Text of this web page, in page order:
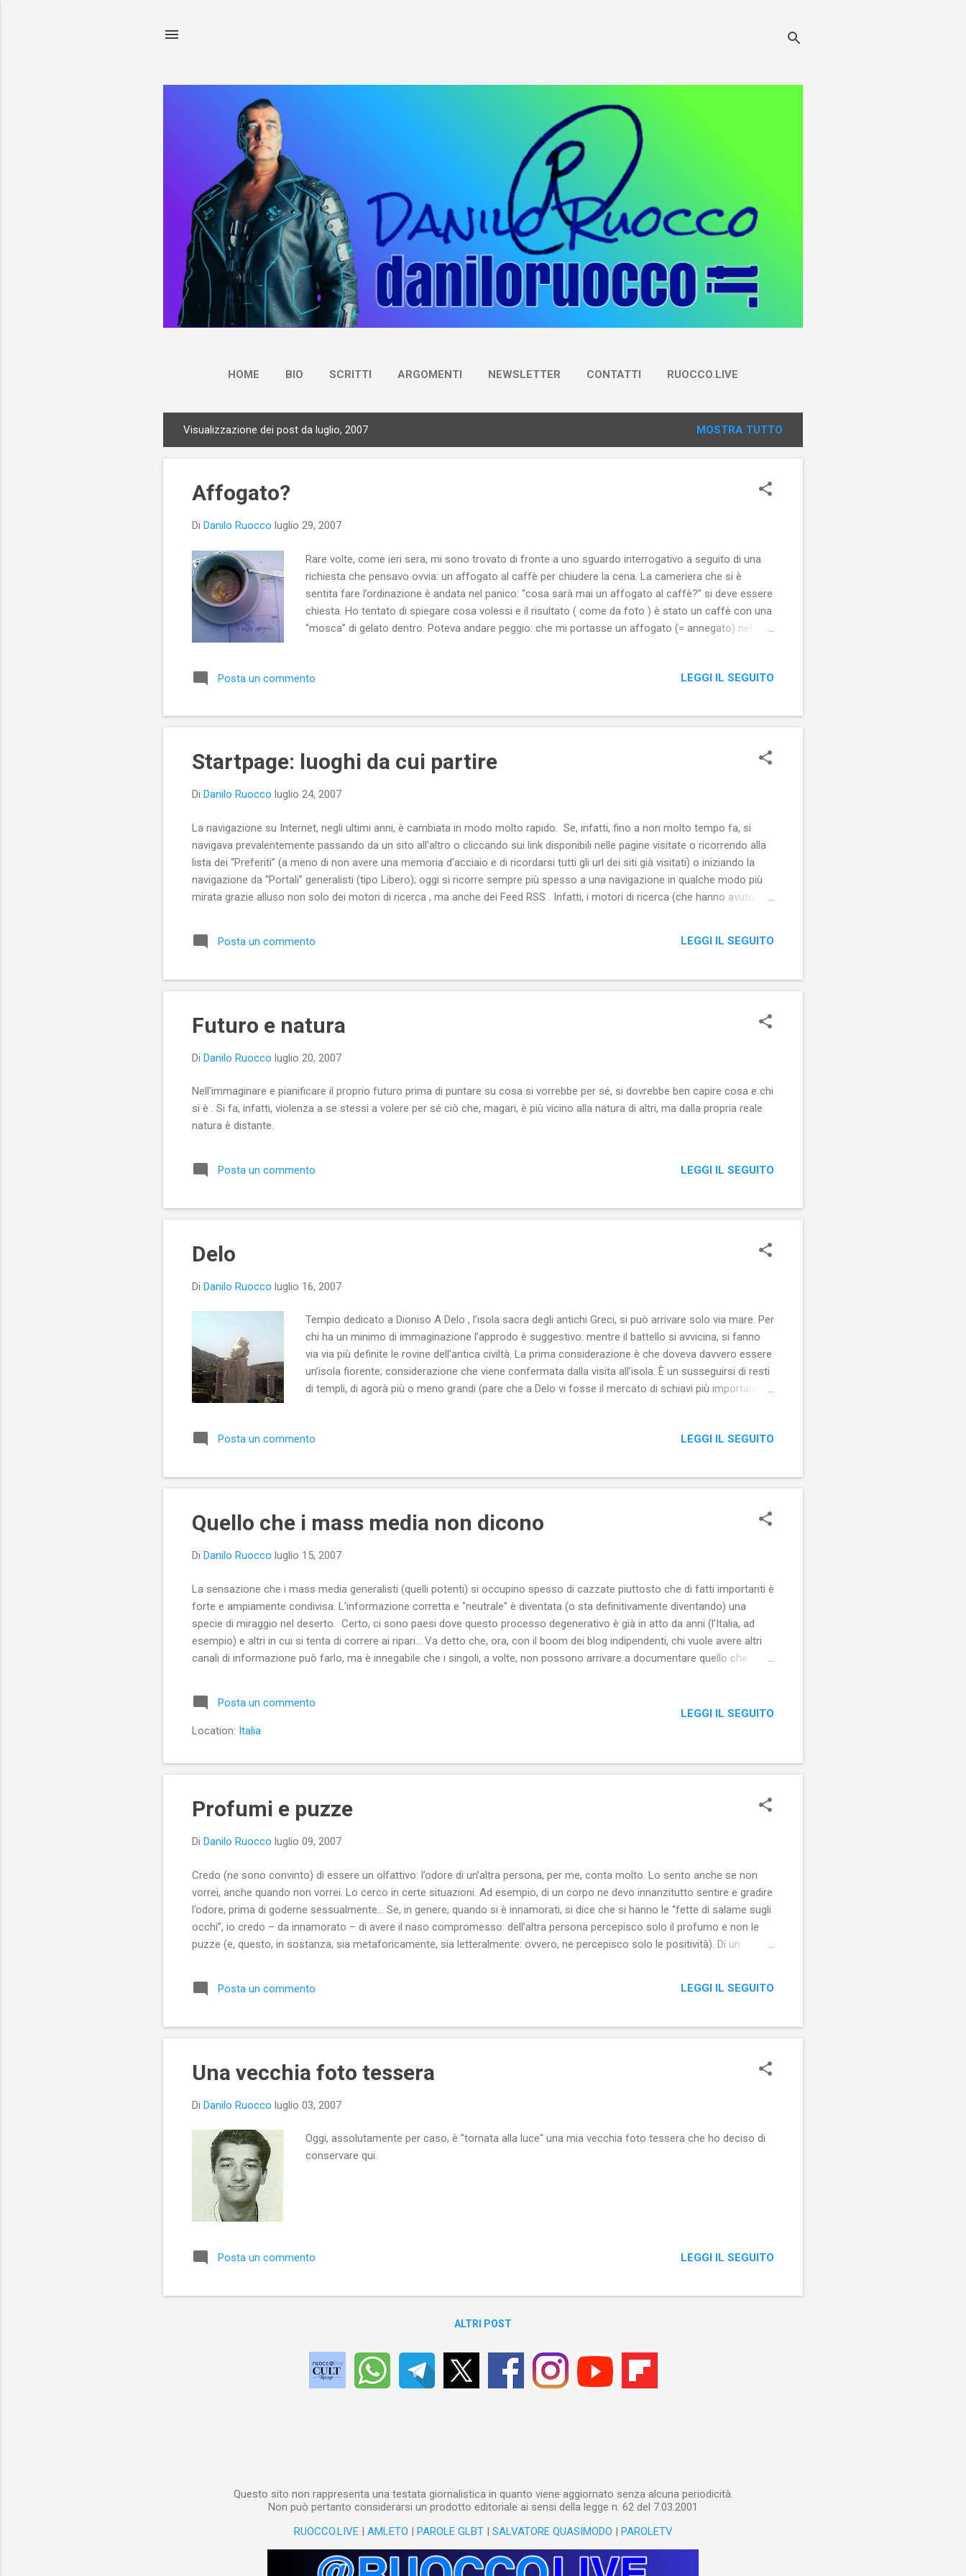
HOME BIO SCRITTI ARGOMENTI NEWSLETTER CONTATTI RUOCCO.LIVE
o
Visualizzazione dei post da luglio, 2007 MOSTRA TUTTO
Affogato?
Di Danilo Ruocco luglio 29, 2007
Rare volte, come ieri sera, mi sono trovato di fronte a uno sguardo interrogativo a seguito di una
richiesta che pensavo ovvia: un affogato al caffè per chiudere la cena. La cameriera che si è
sentita fare l’ordinazione è andata nel panico: “cosa sarà mai un affogato al caffè?” si deve essere
chiesta. Ho tentato di spiegare cosa volessi e il risultato ( come da foto ) è stato un caffè con una
“mosca” di gelato dentro. Poteva andare peggio: che mi portasse un affogato (= annegato) nel
Posta un commento LEGGI IL SEGUITO
Startpage: luoghi da cui partire
Di Danilo Ruocco luglio 24, 2007
La navigazione su Internet, negli ultimi anni, è cambiata in modo molto rapido. Se, infatti, fino a non molto tempo fa, si
navigava prevalentemente passando da un sito all'altro o cliccando sui link disponibili nelle pagine visitate o ricorrendo alla
lista dei “Preferiti” (a meno di non avere una memoria d’acciaio e di ricordarsi tutti gli url dei siti già visitati) o iniziando la
navigazione da “Portali” generalisti (tipo Libero); oggi si ricorre sempre più spesso a una navigazione in qualche modo più
mirata grazie alluso non solo dei motori di ricerca , ma anche dei Feed RSS . Infatti, i motori di ricerca (che hanno avuto
stiamo cercando, mentre i Feed RSS ci “avvertono” quando un nuovo contenuto è stato pubblicato su uno dei siti che
abbiamo scelto di seguire. Negli ultimi tempi si stanno facendo notare le piattaforme che offrono servizi di...
Posta un commento LEGGI IL SEGUITO
Futuro e natura
Di Danilo Ruocco luglio 20, 2007
Nell'immaginare e pianificare il proprio futuro prima di puntare su cosa si vorrebbe per sé, si dovrebbe ben capire cosa e chi
si è . Si fa, infatti, violenza a se stessi a volere per sé ciò che, magari, è più vicino alla natura di altri, ma dalla propria reale
natura è distante.
Posta un commento LEGGI IL SEGUITO
Delo
Di Danilo Ruocco luglio 16, 2007
Tempio dedicato a Dioniso A Delo , l’isola sacra degli antichi Greci, si può arrivare solo via mare. Per
chi ha un minimo di immaginazione l’approdo è suggestivo: mentre il battello si avvicina, si fanno
via via più definite le rovine dell’antica civiltà. La prima considerazione è che doveva davvero essere
un’isola fiorente; considerazione che viene confermata dalla visita all’isola. È un susseguirsi di resti
di templi, di agorà più o meno grandi (pare che a Delo vi fosse il mercato di schiavi più importante
Posta un commento LEGGI IL SEGUITO
Quello che i mass media non dicono
Di Danilo Ruocco luglio 15, 2007
La sensazione che i mass media generalisti (quelli potenti) si occupino spesso di cazzate piuttosto che di fatti importanti è
forte e ampiamente condivisa. L'informazione corretta e "neutrale" è diventata (o sta definitivamente diventando) una
specie di miraggio nel deserto. Certo, ci sono paesi dove questo processo degenerativo è già in atto da anni (l'Italia, ad
esempio) e altri in cui si tenta di correre ai ripari... Va detto che, ora, con il boom dei blog indipendenti, chi vuole avere altri
canali di informazione può farlo, ma è innegabile che i singoli, a volte, non possono arrivare a documentare quello che
economico e politico sull'indipendenza dei mass media si può ricorrere a un annuario ( Project Censored ) che stila l'elenco
delle 25 notizie più censurate dell'anno. Qui per un resoconto in italian...
Posta un commento
Location: Italia
LEGGI IL SEGUITO
Profumi e puzze
Di Danilo Ruocco luglio 09, 2007
Credo (ne sono convinto) di essere un olfattivo: l’odore di un’altra persona, per me, conta molto. Lo sento anche se non
vorrei, anche quando non vorrei. Lo cerco in certe situazioni. Ad esempio, di un corpo ne devo innanzitutto sentire e gradire
l’odore, prima di goderne sessualmente… Se, in genere, quando si è innamorati, si dice che si hanno le “fette di salame sugli
occhi”, io credo – da innamorato – di avere il naso compromesso: dell’altra persona percepisco solo il profumo e non le
puzze (e, questo, in sostanza, sia metaforicamente, sia letteralmente: ovvero, ne percepisco solo le positività). Di un
profumi, né di essergli amico: le puzze le incamero e le “sopporto”. Sono le puzze di un amico, di una persona cui voglio
bene. Puzze che conosco. Sopportabilissime e non repellenti. Quando, invece, una persona proprio non mi va a genio, allora
Posta un commento LEGGI IL SEGUITO
Una vecchia foto tessera
Di Danilo Ruocco luglio 03, 2007
Oggi, assolutamente per caso, è "tornata alla luce" una mia vecchia foto tessera che ho deciso di
conservare qui.
Posta un commento LEGGI IL SEGUITO
ALTRI POST
Questo sito non rappresenta una testata giornalistica in quanto viene aggiornato senza alcuna periodicità.
Non può pertanto considerarsi un prodotto editoriale ai sensi della legge n. 62 del 7.03.2001
RUOCCO.LIVE| AMLETO | PAROLE GLBT| SALVATORE QUASIMODO | PAROLETV